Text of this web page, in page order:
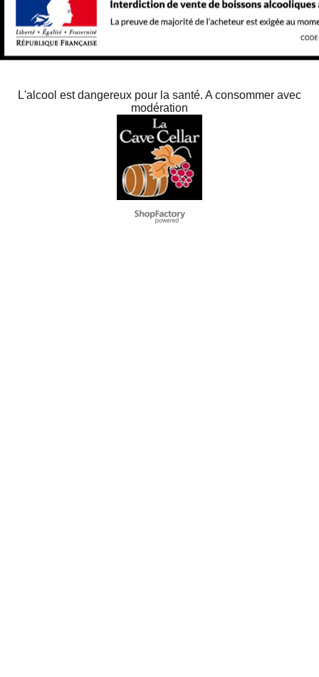
L'alcool est dangereux pour la santé. A consommer avec
modération
To create online store
ShopFactory eCommerce